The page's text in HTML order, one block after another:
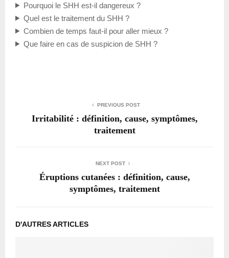
Pourquoi le SHH est-il dangereux ?
Quel est le traitement du SHH ?
Combien de temps faut-il pour aller mieux ?
Que faire en cas de suspicion de SHH ?
PREVIOUS POST
Irritabilité : définition, cause, symptômes,
traitement
NEXT POST
Éruptions cutanées : définition, cause,
symptômes, traitement
D'AUTRES ARTICLES